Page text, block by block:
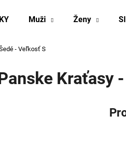
Muži Ženy
- Veľkosť S
Kraťasy
Čo potrebujete nájsť?